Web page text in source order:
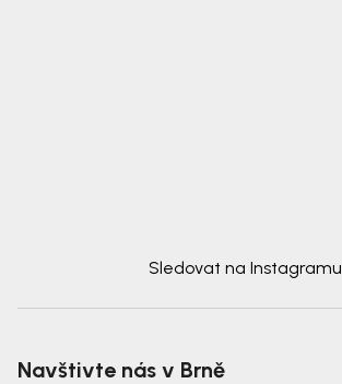
Sledovat na Instagramu
Navštivte nás v Brně